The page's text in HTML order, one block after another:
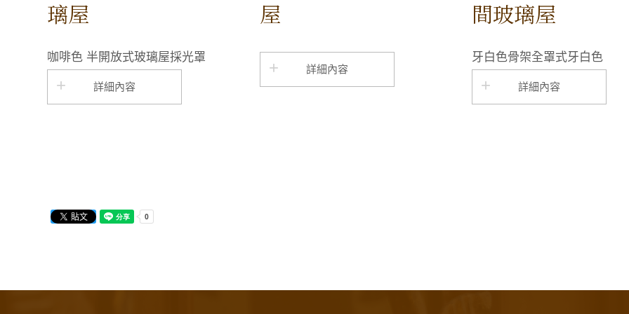
璃屋
咖啡色 半開放式玻璃屋採光罩
詳細內容
屋
詳細內容
間玻璃屋
牙白色骨架全罩式牙白色
詳細內容